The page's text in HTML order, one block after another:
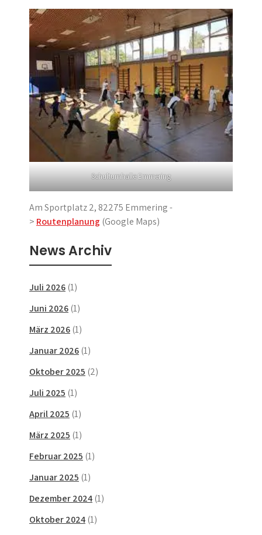
Schulturnhalle Emmering
Am Sportplatz 2, 82275 Emmering -
> Routenplanung (Google Maps)
News Archiv
Juli 2026(1)
Juni 2026(1)
März 2026(1)
Januar 2026(1)
Oktober 2025 (2)
Juli 2025 (1)
April 2025 (1)
März 2025 (1)
Februar 2025 (1)
Januar 2025 (1)
Dezember 2024(1)
Oktober 2024(1)